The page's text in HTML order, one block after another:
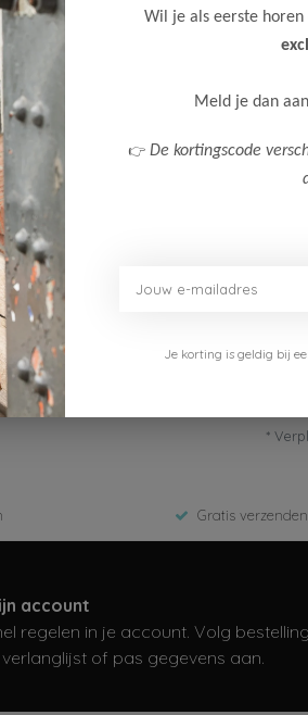
*
Gratis
account
regelen in je account. Volg
of pas gegevens aan.
Wil je als eerste horen
Meld je dan
👉 De kortingscode
Je korting is geldig bij